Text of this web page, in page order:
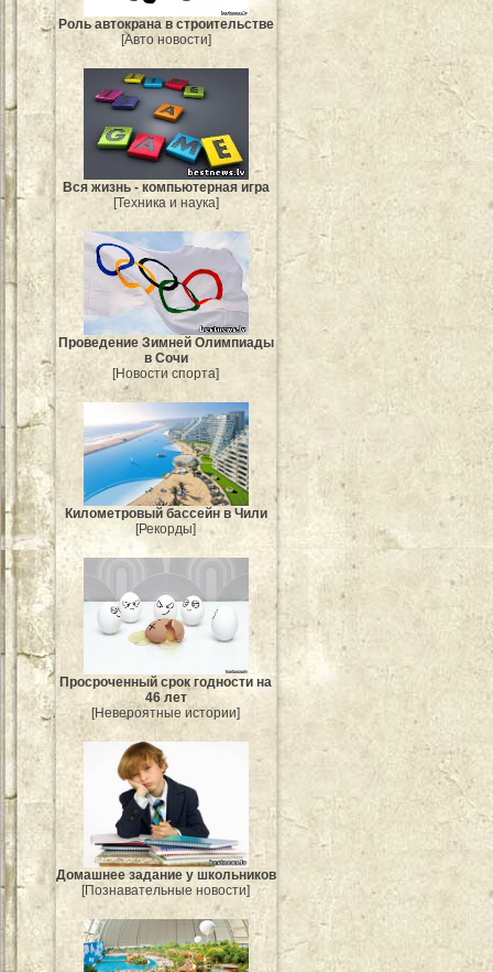
Роль автокрана в строительстве
[Авто новости]
Вся жизнь - компьютерная игра
[Техника и наука]
Проведение Зимней Олимпиады
в Сочи
[Новости спорта]
Километровый бассейн в Чили
[Рекорды]
Просроченный срок годности на
46 лет
[Невероятные истории]
Домашнее задание у школьников
[Познавательные новости]